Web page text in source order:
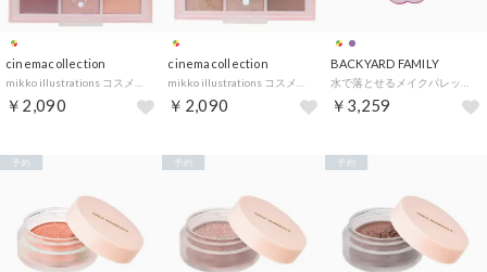
cinemacollection
￥2,090
cinemacollection
￥2,090
BACKYARD FAMILY
￥3,259
予約 予約 予約